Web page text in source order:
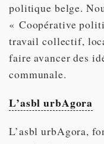
politique belge.
« Coopérative
travail collectif,
faire avancer des
communale.
L’asbl urbAgora
L’asbl urbAgora,